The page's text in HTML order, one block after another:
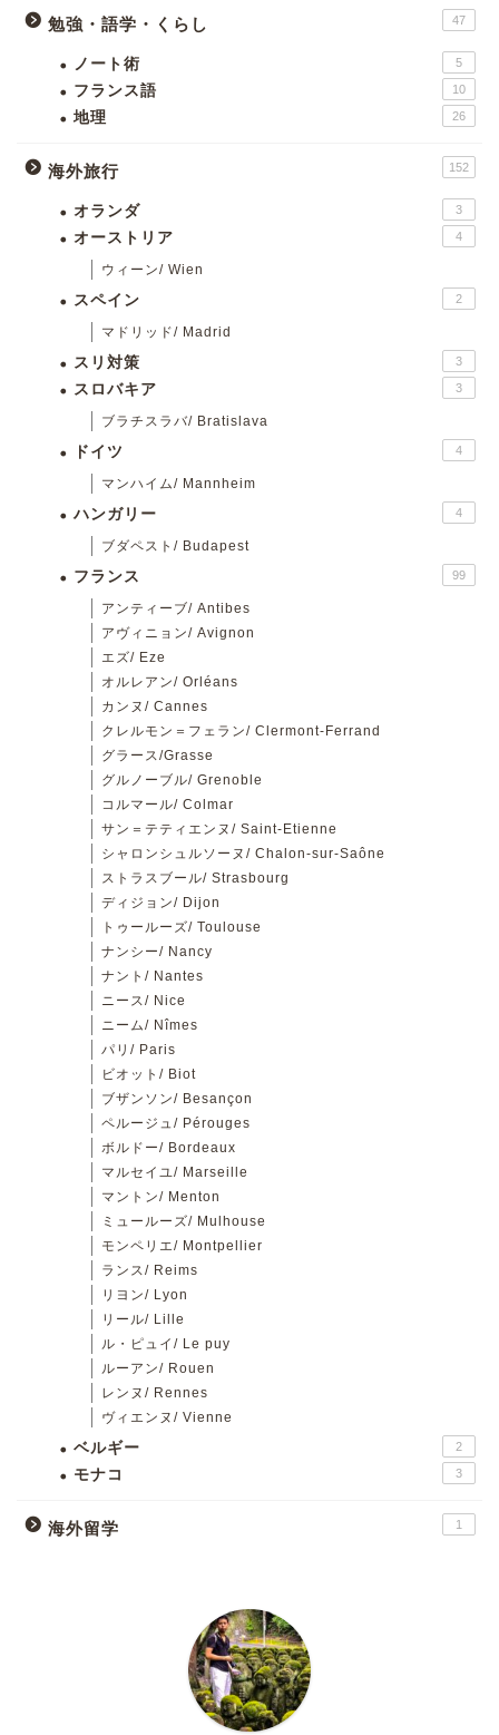
勉強・語学・くらし 47
ノート術 5
フランス語 10
地理 26
海外旅行 152
オランダ 3
オーストリア 4
ウィーン/ Wien
スペイン 2
マドリッド/ Madrid
スリ対策 3
スロバキア 3
ブラチスラバ/ Bratislava
ドイツ 4
マンハイム/ Mannheim
ハンガリー 4
ブダペスト/ Budapest
フランス 99
アンティーブ/ Antibes
アヴィニョン/ Avignon
エズ/ Eze
オルレアン/ Orléans
カンヌ/ Cannes
クレルモン＝フェラン/ Clermont-Ferrand
グラース/Grasse
グルノーブル/ Grenoble
コルマール/ Colmar
サン＝テティエンヌ/ Saint-Etienne
シャロンシュルソーヌ/ Chalon-sur-Saône
ストラスブール/ Strasbourg
ディジョン/ Dijon
トゥールーズ/ Toulouse
ナンシー/ Nancy
ナント/ Nantes
ニース/ Nice
ニーム/ Nîmes
パリ/ Paris
ビオット/ Biot
ブザンソン/ Besançon
ペルージュ/ Pérouges
ボルドー/ Bordeaux
マルセイユ/ Marseille
マントン/ Menton
ミュールーズ/ Mulhouse
モンペリエ/ Montpellier
ランス/ Reims
リヨン/ Lyon
リール/ Lille
ル・ピュイ/ Le puy
ルーアン/ Rouen
レンヌ/ Rennes
ヴィエンヌ/ Vienne
ベルギー 2
モナコ 3
海外留学 1